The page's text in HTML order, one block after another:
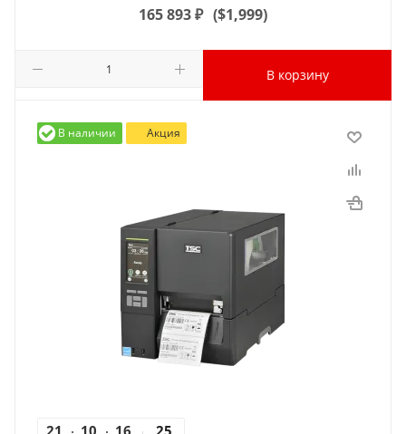
165 893₽ ($1,999)
В корзину
В наличии Акция
21 10 16 10
25